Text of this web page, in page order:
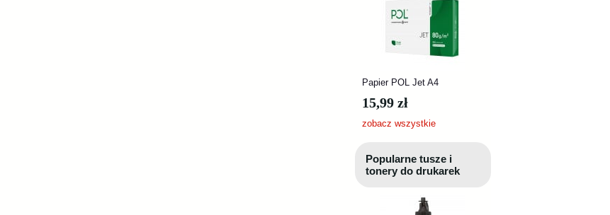
Papier POL Jet A4
15,99 zł
zobacz wszystkie
Popularne tusze i
tonery do drukarek